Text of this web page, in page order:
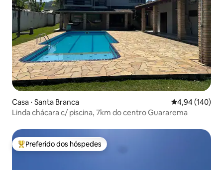
Casa ⋅ Santa Branca 4,94 de uma
4,94 (140)
Linda chácara c/ piscina, 7km do centro Guararema
Entre os melhores preferidos dos hóspedes
Preferido dos hóspedes